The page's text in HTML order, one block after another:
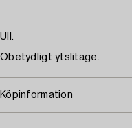
Ull.
Obetydligt ytslitage.
Köpinformation